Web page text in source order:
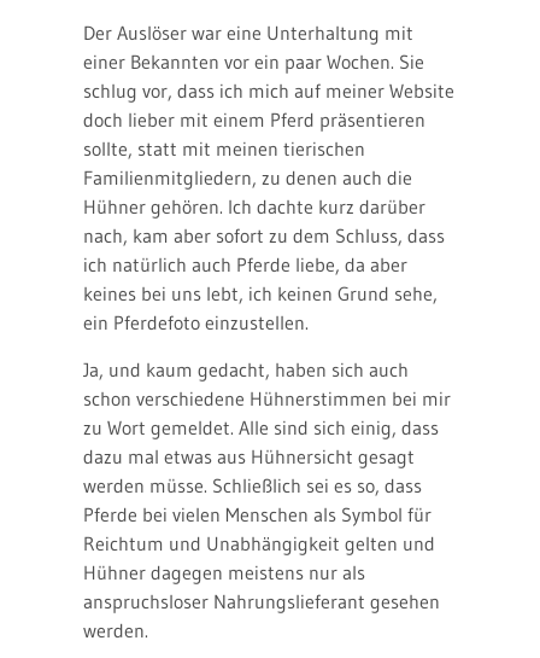
Der Auslöser war eine Unterhaltung mit
einer Bekannten vor ein paar Wochen. Sie
schlug vor, dass ich mich auf meiner Website
doch lieber mit einem Pferd präsentieren
sollte, statt mit meinen tierischen
Familienmitgliedern, zu denen auch die
Hühner gehören. Ich dachte kurz darüber
nach, kam aber sofort zu dem Schluss, dass
ich natürlich auch Pferde liebe, da aber
keines bei uns lebt, ich keinen Grund sehe,
ein Pferdefoto einzustellen.
Ja, und kaum gedacht, haben sich auch
schon verschiedene Hühnerstimmen bei mir
zu Wort gemeldet. Alle sind sich einig, dass
dazu mal etwas aus Hühnersicht gesagt
werden müsse. Schließlich sei es so, dass
Pferde bei vielen Menschen als Symbol für
Reichtum und Unabhängigkeit gelten und
Hühner dagegen meistens nur als
anspruchsloser Nahrungslieferant gesehen
werden.